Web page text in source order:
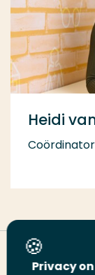
Heidi
Deel deze
Privacy